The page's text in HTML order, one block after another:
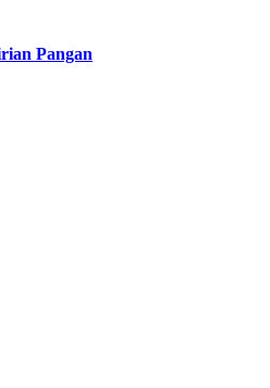
Pangan